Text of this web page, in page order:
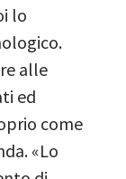
lo
alle
ed
come
«Lo